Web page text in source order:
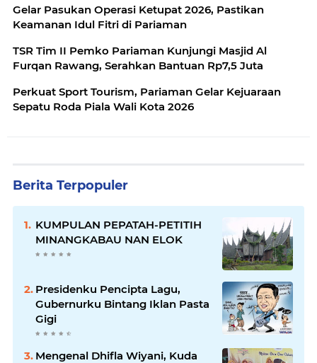
Gelar Pasukan Operasi Ketupat 2026, Pastikan
Keamanan Idul Fitri di Pariaman
TSR Tim II Pemko Pariaman Kunjungi Masjid Al
Furqan Rawang, Serahkan Bantuan Rp7,5 Juta
Perkuat Sport Tourism, Pariaman Gelar Kejuaraan
Sepatu Roda Piala Wali Kota 2026
Berita Terpopuler
KUMPULAN PEPATAH-PETITIH
MINANGKABAU NAN ELOK
Presidenku Pencipta Lagu,
Gubernurku Bintang Iklan Pasta
Gigi
Mengenal Dhifla Wiyani, Kuda